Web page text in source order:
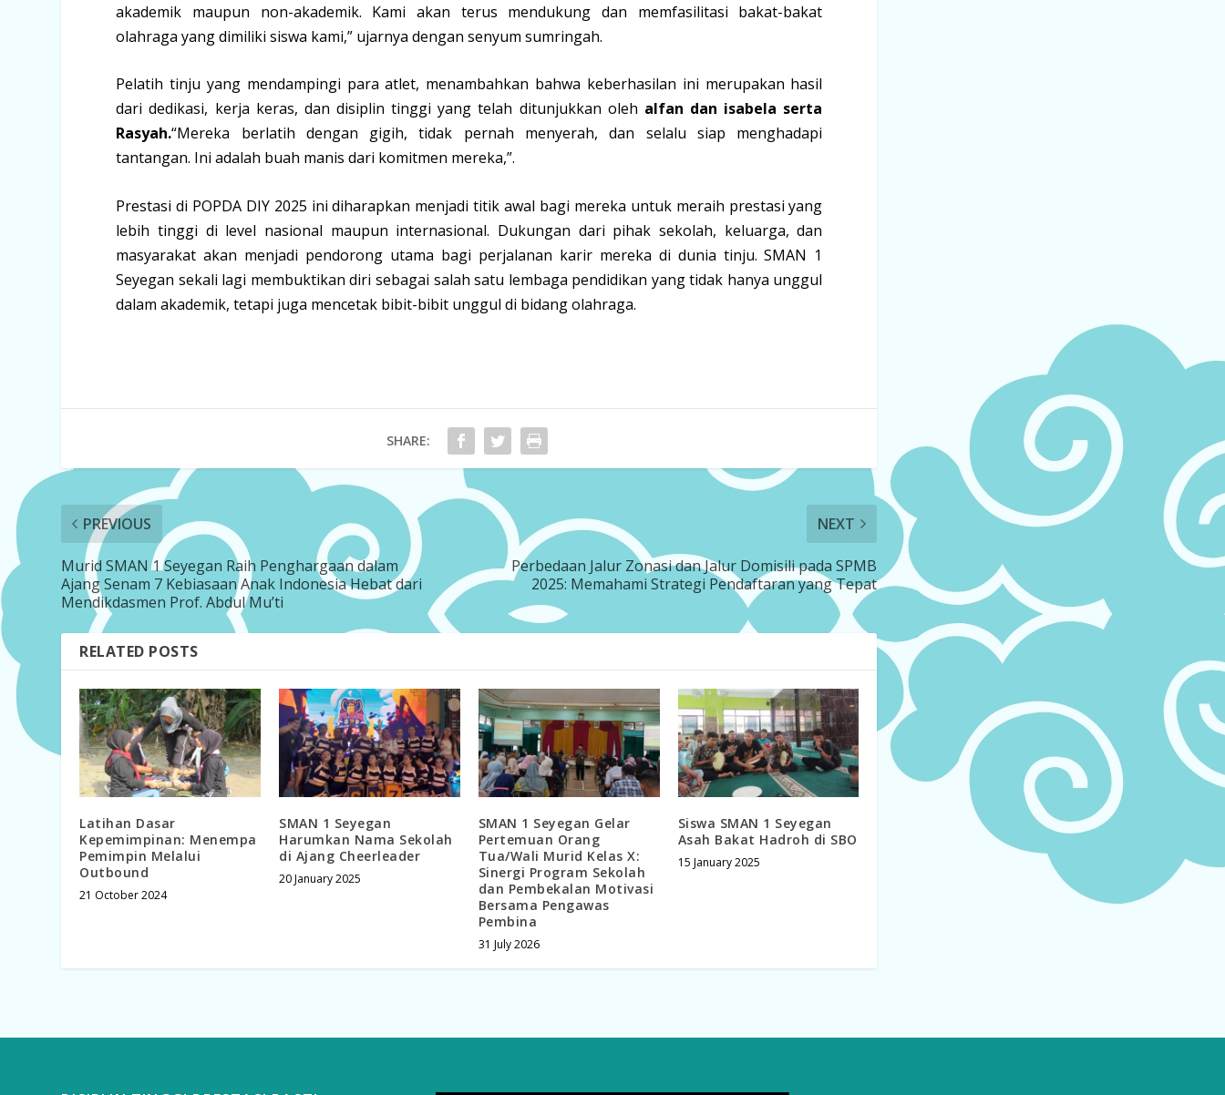
akademik maupun non-akademik. Kami akan terus mendukung dan memfasilitasi bakat-bakat
olahraga yang dimiliki siswa kami,” ujarnya dengan senyum sumringah.
Pelatih tinju yang mendampingi para atlet, menambahkan bahwa keberhasilan ini merupakan hasil
dari dedikasi, kerja keras, dan disiplin tinggi yang telah ditunjukkan oleh alfan dan isabela serta
Rasyah.“Mereka berlatih dengan gigih, tidak pernah menyerah, dan selalu siap menghadapi
tantangan. Ini adalah buah manis dari komitmen mereka,”.
Prestasi di POPDA DIY 2025 ini diharapkan menjadi titik awal bagi mereka untuk meraih prestasi yang
lebih tinggi di level nasional maupun internasional. Dukungan dari pihak sekolah, keluarga, dan
masyarakat akan menjadi pendorong utama bagi perjalanan karir mereka di dunia tinju. SMAN 1
Seyegan sekali lagi membuktikan diri sebagai salah satu lembaga pendidikan yang tidak hanya unggul
dalam akademik, tetapi juga mencetak bibit-bibit unggul di bidang olahraga.
SHARE:
PREVIOUS
Murid SMAN 1 Seyegan Raih Penghargaan dalam
Ajang Senam 7 Kebiasaan Anak Indonesia Hebat dari
Mendikdasmen Prof. Abdul Mu’ti
NEXT
Perbedaan Jalur Zonasi dan Jalur Domisili pada SPMB
2025: Memahami Strategi Pendaftaran yang Tepat
RELATED POSTS
Latihan Dasar
Kepemimpinan: Menempa
Pemimpin Melalui
Outbound
21 October 2024
SMAN 1 Seyegan
Harumkan Nama Sekolah
di Ajang Cheerleader
20 January 2025
SMAN 1 Seyegan Gelar
Pertemuan Orang
Tua/Wali Murid Kelas X:
Sinergi Program Sekolah
dan Pembekalan Motivasi
Bersama Pengawas
Pembina
31 July 2026
Siswa SMAN 1 Seyegan
Asah Bakat Hadroh di SBO
15 January 2025